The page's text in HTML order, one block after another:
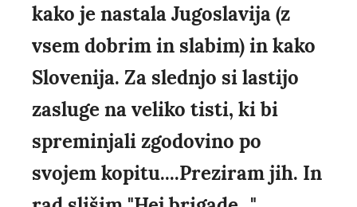
kako je nastala Jugoslavija (z
vsem dobrim in slabim) in kako
Slovenija. Za slednjo si lastijo
zasluge na veliko tisti, ki bi
spreminjali zgodovino po
svojem kopitu....Preziram jih. In